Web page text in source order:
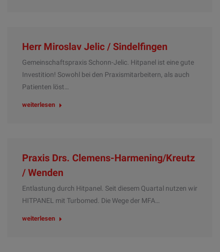
Herr Miroslav Jelic / Sindelfingen
Gemeinschaftspraxis Schonn-Jelic. Hitpanel ist eine gute
Investition! Sowohl bei den Praxismitarbeitern, als auch
Patienten löst…
weiterlesen
Praxis Drs. Clemens-Harmening/Kreutz
/ Wenden
Entlastung durch Hitpanel. Seit diesem Quartal nutzen wir
HITPANEL mit Turbomed. Die Wege der MFA…
weiterlesen